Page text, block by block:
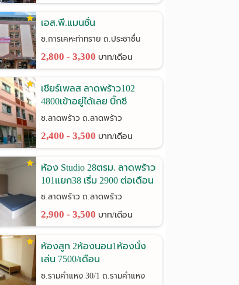
เอส.พี.แมนชั่น
ซ.การเคหะท่าทราย ถ.ประชาชื่น
2,800 - 3,300 บาท/เดือน
เชียร์เพลส ลาดพร้าว102
4800เข้าอยู่ได้เลย บิ๊กซี
ลาดพร้าว
ซ.ลาดพร้าว ถ.ลาดพร้าว
2,400 - 3,500 บาท/เดือน
ห้อง Studio 28ตรม. ลาดพร้าว
101แยก38 เริ่ม 2900 ต่อเดือน
ซ.ลาดพร้าว ถ.ลาดพร้าว
2,900 - 3,500 บาท/เดือน
ห้องสูท 2ห้องนอน1ห้องนั่ง
เล่น 7500/เดือน
รามคำแหง30/1
ซ.รามคำแหง 30/1 ถ.รามคำแหง